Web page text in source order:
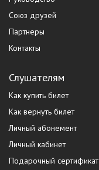
Союз друзей
Партнеры
Контакты
Слушателям
Как купить билет
Как вернуть билет
Личный абонемент
Личный кабинет
Подарочный сертификат